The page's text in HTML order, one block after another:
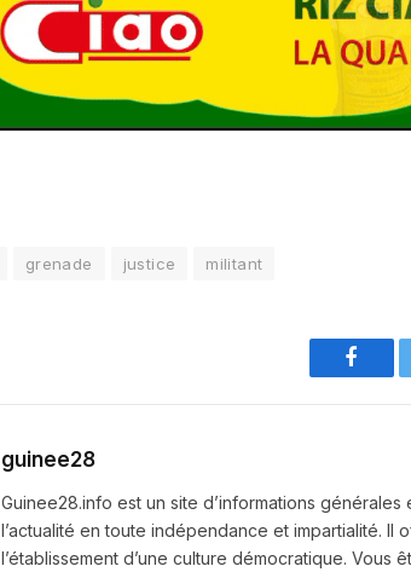
grenade justice militant
guinee28
Guinee28.info est un site d’informations
l’actualité en toute indépendance et impartialité. Il
l’établissement d’une culture démocratique. Vous